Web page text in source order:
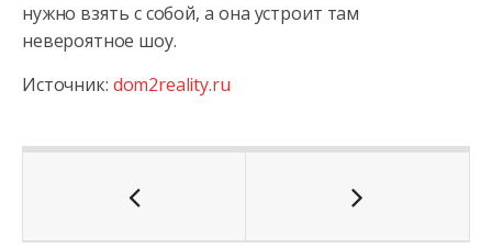
нужно взять с собой, а она устроит там
невероятное шоу.
Источник: dom2reality.ru